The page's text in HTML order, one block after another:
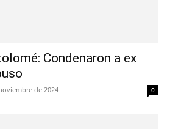
Condenaron a ex
de 2024 0